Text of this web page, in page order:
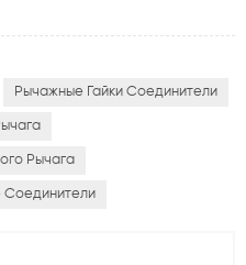
Рычажные Гайки Соединители
Рычага